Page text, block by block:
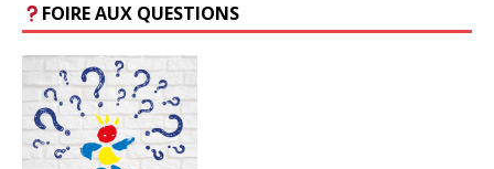
FOIRE AUX QUESTIONS